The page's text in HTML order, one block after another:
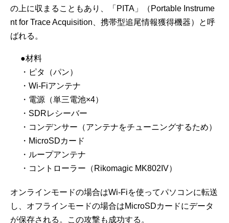
の上に収まることもあり、「PITA」（Portable Instrume
nt for Trace Acquisition、携帯型追尾情報獲得機器）と呼
ばれる。
●材料
・ピタ（パン）
・Wi-Fiアンテナ
・電源（単三電池×4）
・SDRレシーバー
・コンデンサー（アンテナをチューニングするため）
・MicroSDカード
・ループアンテナ
・コントローラー（Rikomagic MK802IV）
オンラインモードの場合はWi-Fiを使ってパソコンに転送
し、オフラインモードの場合はMicroSDカードにデータ
が保存される。この攻撃も成功する。